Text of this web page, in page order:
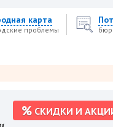
карта
проблемы
СКИДКИ И